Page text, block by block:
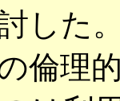
した
倫理